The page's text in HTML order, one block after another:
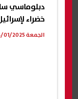
دبلوماسي
خضراء
الجمعة 24/01/2025 08:26 م